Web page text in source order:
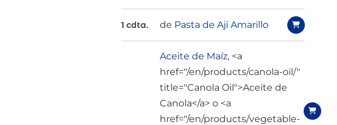
1 cdta. de Pasta de Ají Amarillo
Aceite de Maíz, <a
href="/en/products/canola-oil/"
title="Canola Oil">Aceite de
Canola</a> o <a
href="/en/products/vegetable-